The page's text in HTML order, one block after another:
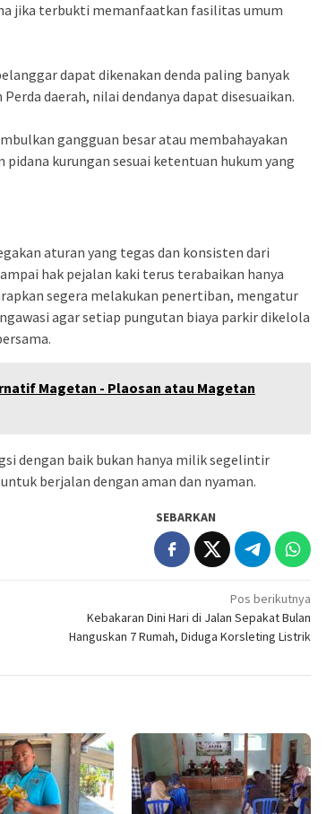
jika terbukti memanfaatkan fasilitas umum
dapat dikenakan denda paling banyak
daerah, nilai dendanya dapat disesuaikan.
gangguan besar atau membahayakan
kurungan sesuai ketentuan hukum yang
aturan yang tegas dan konsisten dari
hak pejalan kaki terus terabaikan hanya
segera melakukan penertiban, mengatur
agar setiap pungutan biaya parkir dikelola
Magetan - Plaosan atau Magetan
dengan baik bukan hanya milik segelintir
berjalan dengan aman dan nyaman.
SEBARKAN
Pos berikutnya
Kebakaran Dini Hari di Jalan Sepakat Bulan
Hanguskan 7 Rumah, Diduga Korsleting Listrik